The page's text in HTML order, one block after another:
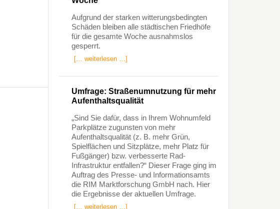
Aufgrund der starken witterungsbedingten
Schäden bleiben alle städtischen Friedhöfe
für die gesamte Woche ausnahmslos
gesperrt.
[… weiterlesen …]
Umfrage: Straßenumnutzung für mehr
Aufenthaltsqualität
„Sind Sie dafür, dass in Ihrem Wohnumfeld
Parkplätze zugunsten von mehr
Aufenthaltsqualität (z. B. mehr Grün,
Spielflächen und Sitzplätze, mehr Platz für
Fußgänger) bzw. verbesserte Rad-
Infrastruktur entfallen?“ Dieser Frage ging im
Auftrag des Presse- und Informationsamts
die RIM Marktforschung GmbH nach. Hier
die Ergebnisse der aktuellen Umfrage.
[… weiterlesen …]